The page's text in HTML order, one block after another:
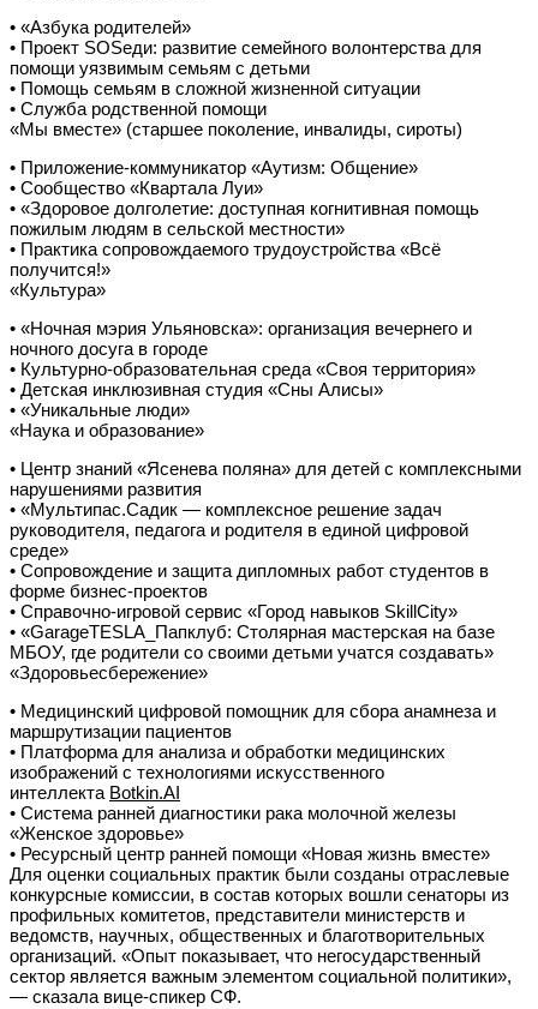
• «Азбука родителей»
• Проект SOSеди: развитие семейного волонтерства для
помощи уязвимым семьям с детьми
• Помощь семьям в сложной жизненной ситуации
• Служба родственной помощи
«Мы вместе» (старшее поколение, инвалиды, сироты)
• Приложение-коммуникатор «Аутизм: Общение»
• Сообщество «Квартала Луи»
• «Здоровое долголетие: доступная когнитивная помощь
пожилым людям в сельской местности»
• Практика сопровождаемого трудоустройства «Всё
получится!»
«Культура»
• «Ночная мэрия Ульяновска»: организация вечернего и
ночного досуга в городе
• Культурно-образовательная среда «Своя территория»
• Детская инклюзивная студия «Сны Алисы»
• «Уникальные люди»
«Наука и образование»
• Центр знаний «Ясенева поляна» для детей с комплексными
нарушениями развития
• «Мультипас.Садик — комплексное решение задач
руководителя, педагога и родителя в единой цифровой
среде»
• Сопровождение и защита дипломных работ студентов в
форме бизнес-проектов
• Справочно-игровой сервис «Город навыков SkillCity»
• «GarageTESLA_Папклуб: Столярная мастерская на базе
МБОУ, где родители со своими детьми учатся создавать»
«Здоровьесбережение»
• Медицинский цифровой помощник для сбора анамнеза и
маршрутизации пациентов
• Платформа для анализа и обработки медицинских
изображений с технологиями искусственного
интеллекта Botkin.AI
• Система ранней диагностики рака молочной железы
«Женское здоровье»
• Ресурсный центр ранней помощи «Новая жизнь вместе»
Для оценки социальных практик были созданы отраслевые
конкурсные комиссии, в состав которых вошли сенаторы из
профильных комитетов, представители министерств и
ведомств, научных, общественных и благотворительных
организаций. «Опыт показывает, что негосударственный
сектор является важным элементом социальной политики»,
— сказала вице-спикер СФ.